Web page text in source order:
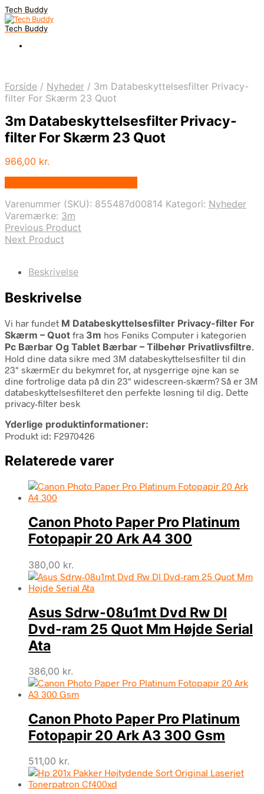
Tech Buddy
Tech Buddy
Forside / Nyheder / 3m Databeskyttelsesfilter Privacy-
filter For Skærm 23 Quot
3m Databeskyttelsesfilter Privacy-
filter For Skærm 23 Quot
966,00 kr.
Varenummer (SKU): 855487d00814 Kategori: Nyheder
Varemærke: 3m
Previous Product
Next Product
Beskrivelse
Beskrivelse
Vi har fundet M Databeskyttelsesfilter Privacy-filter For
Skærm – Quot fra 3m hos Føniks Computer i kategorien
Pc Bærbar Og Tablet Bærbar – Tilbehør Privatlivsfiltre.
Hold dine data sikre med 3M databeskyttelsesfilter til din
23" skærmEr du bekymret for, at nysgerrige øjne kan se
dine fortrolige data på din 23" widescreen-skærm? Så er 3M
databeskyttelsesfilteret den perfekte løsning til dig. Dette
privacy-filter besk
Yderlige produktinformationer:
Produkt id: F2970426
Relaterede varer
Canon Photo Paper Pro Platinum
Fotopapir 20 Ark A4 300
380,00 kr.
Asus Sdrw-08u1mt Dvd Rw Dl
Dvd-ram 25 Quot Mm Højde Serial
Ata
386,00 kr.
Canon Photo Paper Pro Platinum
Fotopapir 20 Ark A3 300 Gsm
511,00 kr.